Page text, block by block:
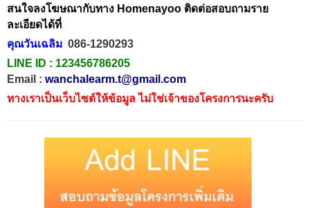
สนใจลงโฆษณากับทาง Homenayoo ติดต่อสอบถามราย
ละเอียดได้ที่
คุณวันเฉลิม 086-1290293
LINE ID : 123456786205
Email : wanchalearm.t@gmail.com
ทางเราเป็นเว็บไซต์ให้ข้อมูล ไม่ใช่เจ้าของโครงการนะครับ